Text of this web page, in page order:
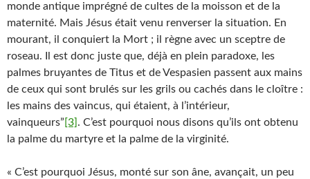
monde antique imprégné de cultes de la moisson et de la
maternité. Mais Jésus était venu renverser la situation. En
mourant, il conquiert la Mort ; il règne avec un sceptre de
roseau. Il est donc juste que, déjà en plein paradoxe, les
palmes bruyantes de Titus et de Vespasien passent aux mains
de ceux qui sont brulés sur les grils ou cachés dans le cloître :
les mains des vaincus, qui étaient, à l’intérieur,
vainqueurs” [3] . C’est pourquoi nous disons qu’ils ont obtenu
la palme du martyre et la palme de la virginité.
« C’est pourquoi Jésus, monté sur son âne, avançait, un peu